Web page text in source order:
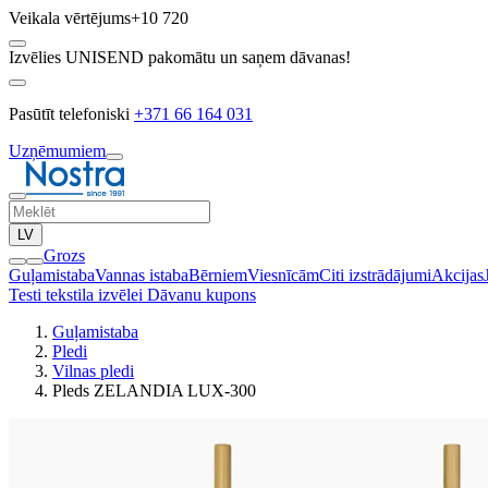
Veikala vērtējums+10 720
Izvēlies UNISEND pakomātu un saņem dāvanas!
Pasūtīt telefoniski +371 66 164 031
Uzņēmumiem
LV
Grozs
GuļamistabaVannas istabaBērniemViesnīcāmCiti izstrādājumiAkcijas
Testi tekstila izvēlei Dāvanu kupons
Guļamistaba
Pledi
Vilnas pledi
Pleds ZELANDIA LUX-300